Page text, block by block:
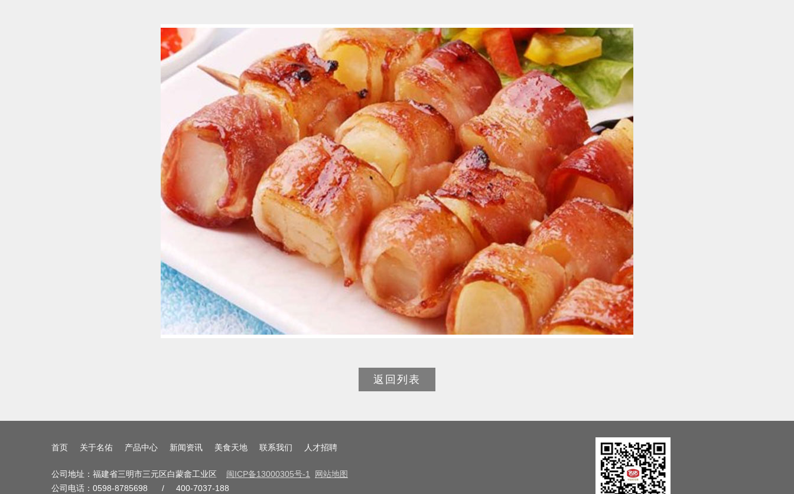
返回列表
首页 关于名佑 产品中心 新闻资讯 美食天地 联系我们 人才招聘
公司地址：福建省三明市三元区白蒙畲工业区 闽ICP备13000305号-1
网站地图
公司电话：0598-8785698 / 400-7037-188